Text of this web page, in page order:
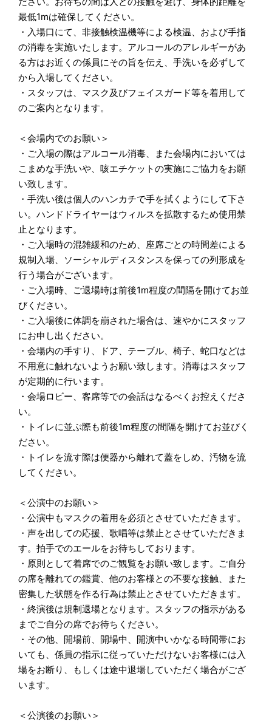
最低1mは確保してください。
・入場口にて、非接触検温機等による検温、および手指
の消毒を実施いたします。アルコールのアレルギーがあ
る方はお近くの係員にその旨を伝え、手洗いを必ずして
から入場してください。
・スタッフは、マスク及びフェイスガード等を着用して
のご案内となります。
＜会場内でのお願い＞
・ご入場の際はアルコール消毒、また会場内においては
こまめな手洗いや、咳エチケットの実施にご協力をお願
い致します。
・手洗い後は個人のハンカチで手を拭くようにして下さ
い。ハンドドライヤーはウィルスを拡散するため使用禁
止となります。
・ご入場時の混雑緩和のため、座席ごとの時間差による
規制入場、ソーシャルディスタンスを保っての列形成を
行う場合がございます。
・ご入場時、ご退場時は前後1m程度の間隔を開けてお並
びください。
・ご入場後に体調を崩された場合は、速やかにスタッフ
にお申し出ください。
・会場内の手すり、ドア、テーブル、椅子、蛇口などは
不用意に触れないようお願い致します。消毒はスタッフ
が定期的に行います。
・会場ロビー、客席等での会話はなるべくお控えくださ
い。
・トイレに並ぶ際も前後1m程度の間隔を開けてお並びく
ださい。
・トイレを流す際は便器から離れて蓋をしめ、汚物を流
してください。
＜公演中のお願い＞
・公演中もマスクの着用を必須とさせていただきます。
・声を出しての応援、歌唱等は禁止とさせていただきま
す。拍手でのエールをお待ちしております。
・原則として着席でのご観覧をお願い致します。ご自分
の席を離れての鑑賞、他のお客様との不要な接触、また
密集した状態を作る行為は禁止とさせていただきます。
・終演後は規制退場となります。スタッフの指示がある
までご自分の席でお待ちください。
・その他、開場前、開場中、開演中いかなる時間帯にお
いても、係員の指示に従っていただけないお客様には入
場をお断り、もしくは途中退場していただく場合がござ
います。
＜公演後のお願い＞